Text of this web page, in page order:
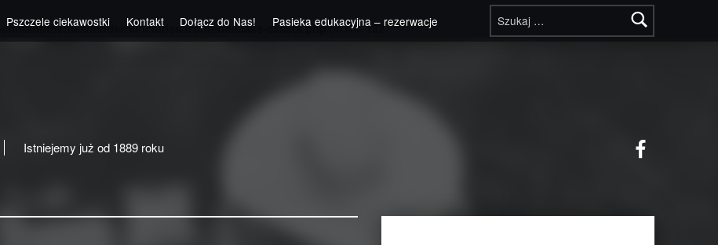
themes/modern/includes/frontend/class-assets.phpon line132
Szukaj:
Pszczele ciekawostki Kontakt Dołącz do Nas! Pasieka edukacyjna – rezerwacje
Istniejemy już od 1889 roku